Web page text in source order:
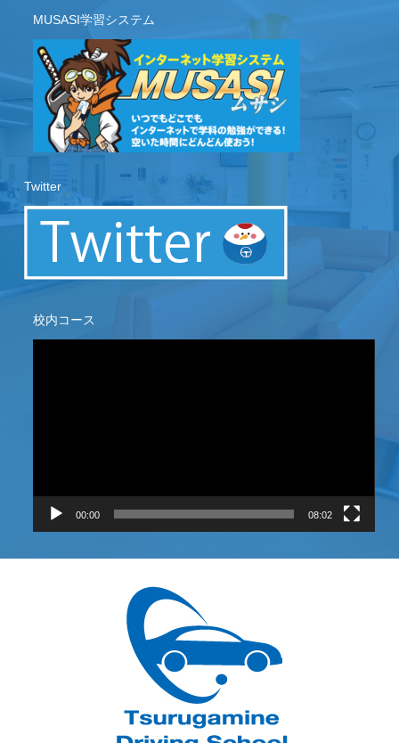
MUSASI学習システム
Twitter
校内コース
動
00:00 08:02